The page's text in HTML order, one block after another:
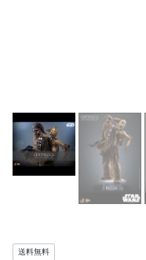
送料無料